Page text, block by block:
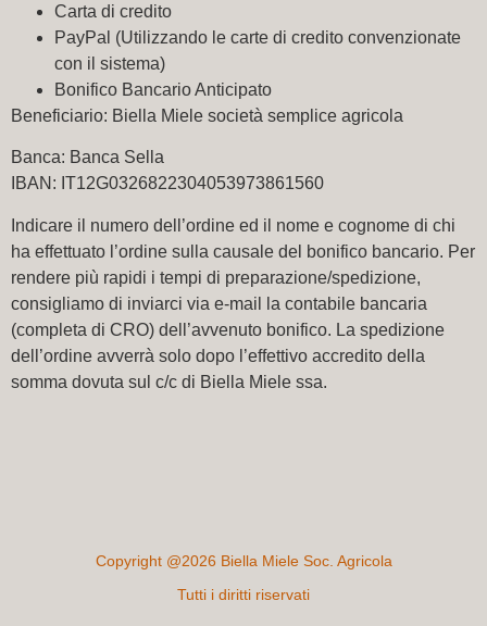
Carta di credito
PayPal (Utilizzando le carte di credito convenzionate
con il sistema)
Bonifico Bancario Anticipato
Beneficiario: Biella Miele società semplice agricola
Banca: Banca Sella
IBAN: IT12G0326822304053973861560
Indicare il numero dell’ordine ed il nome e cognome di chi
ha effettuato l’ordine sulla causale del bonifico bancario. Per
rendere più rapidi i tempi di preparazione/spedizione,
consigliamo di inviarci via e-mail la contabile bancaria
(completa di CRO) dell’avvenuto bonifico. La spedizione
dell’ordine avverrà solo dopo l’effettivo accredito della
somma dovuta sul c/c di Biella Miele ssa.
Copyright @2026 Biella Miele Soc. Agricola
Tutti i diritti riservati